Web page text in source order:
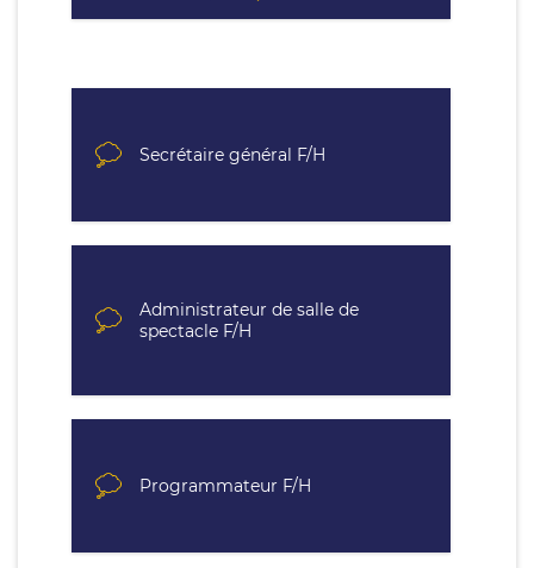
Secrétaire général F/H
Administrateur de salle de
spectacle F/H
Programmateur F/H